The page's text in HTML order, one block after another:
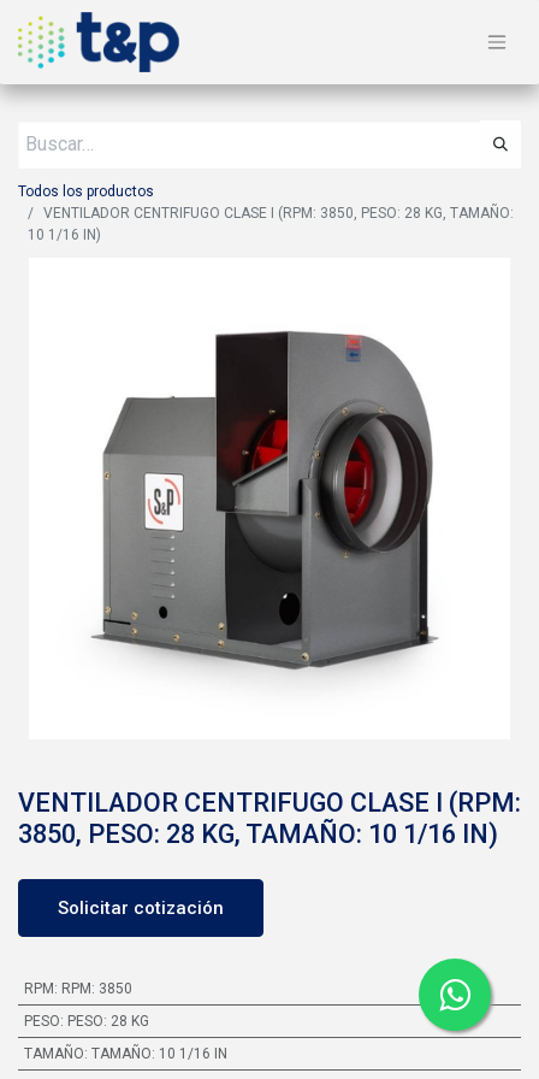
Todos los productos
VENTILADOR CENTRIFUGO CLASE I (RPM: 3850, PESO: 28 KG, TAMAÑO:
10 1/16 IN)
VENTILADOR CENTRIFUGO CLASE I (RPM:
3850, PESO: 28 KG, TAMAÑO: 10 1/16 IN)
Solicitar cotización
RPM : RPM: 3850
PESO: PESO: 28 KG
TAMAÑO: TAMAÑO: 10 1/16 IN